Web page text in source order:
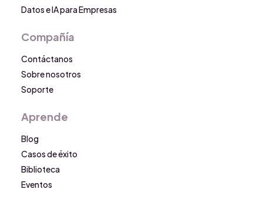
Datos e IA para Empresas
Compañía
Contáctanos
Sobre nosotros
Soporte
Aprende
Blog
Casos de éxito
Biblioteca
Eventos